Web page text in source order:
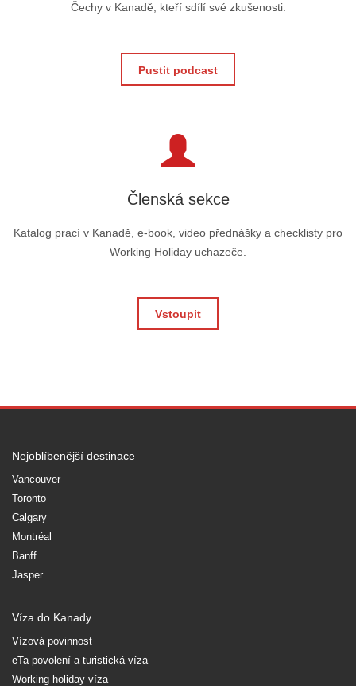
Čechy v Kanadě, kteří sdílí své zkušenosti.
Pustit podcast
Členská sekce
Katalog prací v Kanadě, e-book, video přednášky a checklisty pro
Working Holiday uchazeče.
Vstoupit
Nejoblíbenější destinace
Vancouver
Toronto
Calgary
Montréal
Banff
Jasper
Víza do Kanady
Vízová povinnost
eTa povolení a turistická víza
Working holiday víza